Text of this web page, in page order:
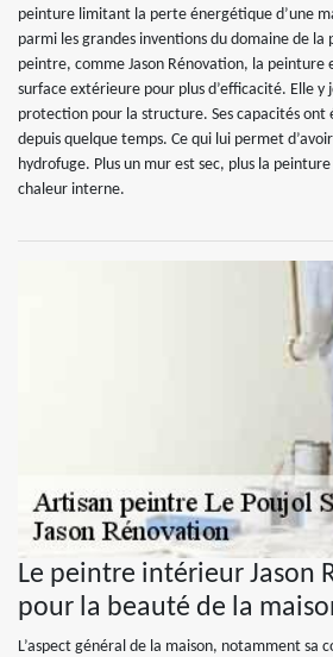
peinture limitant la perte énergétique d’une
parmi les grandes inventions du domaine de la
peintre, comme Jason Rénovation, la peinture
surface extérieure pour plus d’efficacité. Elle y
protection pour la structure. Ses capacités ont
depuis quelque temps. Ce qui lui permet
hydrofuge. Plus un mur est sec, plus la
chaleur interne.
Le peintre intérieur Jason
pour la beauté de la
L’aspect général de la maison, notamment sa